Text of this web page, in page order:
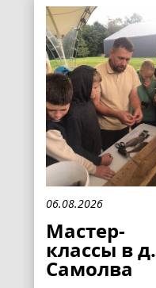
06.08.2026
Мастер-
классы в д.
Самолва